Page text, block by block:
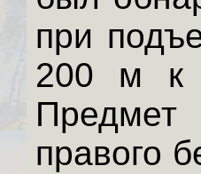
при
200 м к
Предмет
правого